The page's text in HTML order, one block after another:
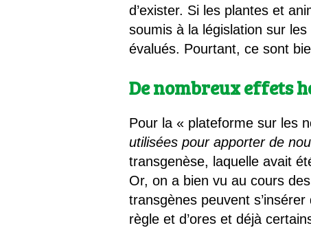
d’exister. Si les plantes et
soumis à la législation sur
évalués. Pourtant, ce sont
De nombreux effets
Pour la « plateforme sur les
utilisées pour apporter de
transgenèse, laquelle avait
Or, on a bien vu au cours
transgènes peuvent
règle et d’ores et déjà